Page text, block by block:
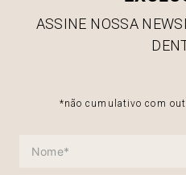
ASSINE NOSSA
*não cumulativo com